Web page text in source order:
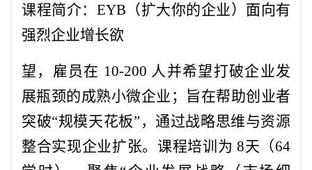
课程简介：EYB（扩大你的企业）面向有
强烈企业增长欲
望，雇员在 10-200 人并希望打破企业发
展瓶颈的成熟小微企业；旨在帮助创业者
突破“规模天花板”，通过战略思维与资源
整合实现企业扩张。课程培训为 8天（64